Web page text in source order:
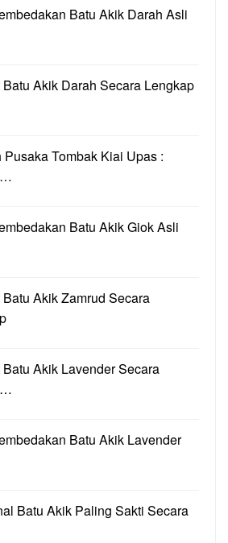
Batu Akik Darah Asli
Akik Darah Secara Lengkap
Pusaka Tombak Kiai Upas :
Batu Akik Giok Asli
Akik Zamrud Secara
Akik Lavender Secara
Batu Akik Lavender
Batu Akik Paling Sakti Secara